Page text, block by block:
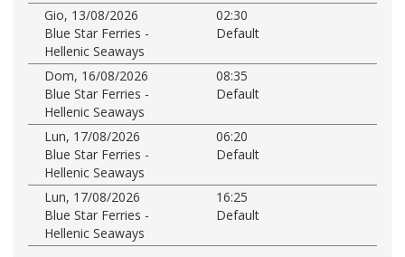
Gio, 13/08/2026
02:30
Blue Star Ferries -
Hellenic Seaways
Default
Dom, 16/08/2026
08:35
Blue Star Ferries -
Hellenic Seaways
Default
Lun, 17/08/2026
06:20
Blue Star Ferries -
Hellenic Seaways
Default
Lun, 17/08/2026
16:25
Blue Star Ferries -
Hellenic Seaways
Default